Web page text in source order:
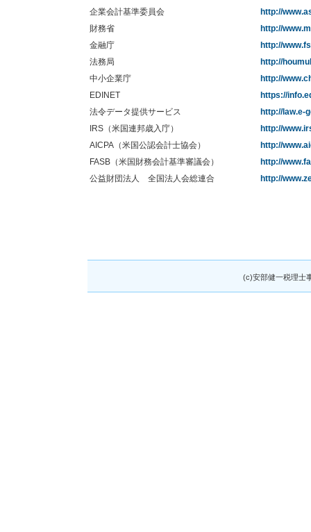
企業会計基準委員会
http://
財務省
http://
金融庁
http://
法務局
http://
中小企業庁
http://
EDINET
https://
法令データ提供サービス
http://law.e-
IRS（米国連邦歳入庁）
http://
AICPA（米国公認会計士協会）
http://
FASB（米国財務会計基準審議会）
http://
公益財団法人 全国法人会総連合
http://
(c)安部健一税理士